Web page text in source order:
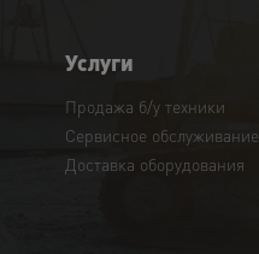
Услуги
Продажа б/у техники
Сервисное обслуживание
Доставка оборудования